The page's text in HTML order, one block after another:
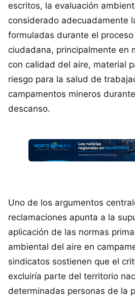
escritos, la evaluación
considerado adecuadamente
formuladas durante el
ciudadana, principalmente en
con calidad del aire, material
riesgo para la salud de
campamentos mineros
descanso.
Uno de los argumentos
reclamaciones apunta a la
aplicación de las normas
ambiental del aire en
sindicatos sostienen que el
excluiría parte del territorio
determinadas personas de la